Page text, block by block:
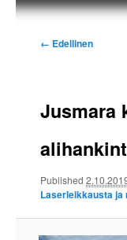
Kuvien
← Edellinen
Jusmara
Published
Laserleikkausta ja